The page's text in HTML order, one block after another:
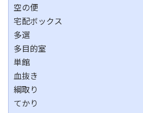
空の便
宅配ボックス
多選
多目的室
単館
血抜き
綱取り
てかり